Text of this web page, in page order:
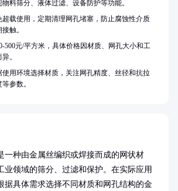
一种由金属丝编织或焊接而成的网状材
业领域的筛分、过滤和保护。在实际应用
据具体需求选择不同材质和网孔结构的金
物料筛分、液体过滤、设备防护等功能。
超载使用，定期清理网孔堵塞，防止腐蚀性介质
触。
500元/平方米，具体价格因材质、网孔大小和工
。
使用环境选择材质，关注网孔精度、丝径和抗拉
参数。